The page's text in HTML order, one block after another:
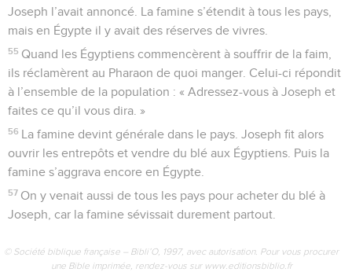
Joseph l’avait annoncé. La famine s’étendit à tous les pays,
mais en Égypte il y avait des réserves de vivres.
55 Quand les Égyptiens commencèrent à souffrir de la faim,
ils réclamèrent au Pharaon de quoi manger. Celui-ci répondit
à l’ensemble de la population : « Adressez-vous à Joseph et
faites ce qu’il vous dira. »
56 La famine devint générale dans le pays. Joseph fit alors
ouvrir les entrepôts et vendre du blé aux Égyptiens. Puis la
famine s’aggrava encore en Égypte.
57 On y venait aussi de tous les pays pour acheter du blé à
Joseph, car la famine sévissait durement partout.
© Société biblique française – Bibli’O, 1997, avec autorisation. Pour vous procurer
une Bible imprimée, rendez-vous sur www.editionsbiblio.fr